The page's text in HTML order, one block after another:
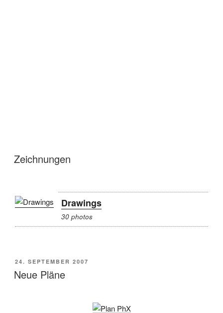
Zeichnungen
Drawings
30 photos
POSTED
ON
24. SEPTEMBER 2007
Neue Pläne